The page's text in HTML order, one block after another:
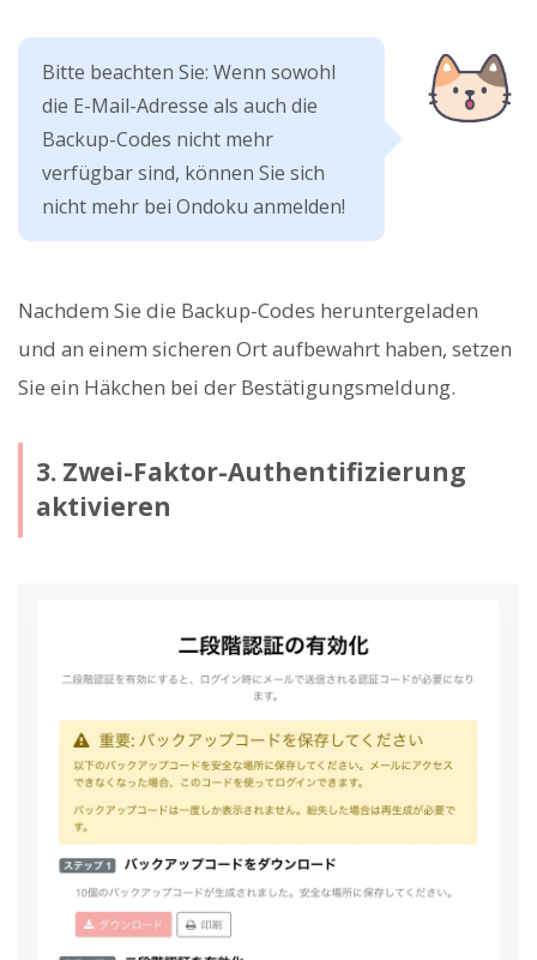
Bitte beachten Sie: Wenn sowohl
die E-Mail-Adresse als auch die
Backup-Codes nicht mehr
verfügbar sind, können Sie sich
nicht mehr bei Ondoku anmelden!
Nachdem Sie die Backup-Codes heruntergeladen
und an einem sicheren Ort aufbewahrt haben, setzen
Sie ein Häkchen bei der Bestätigungsmeldung.
3. Zwei-Faktor-Authentifizierung
aktivieren